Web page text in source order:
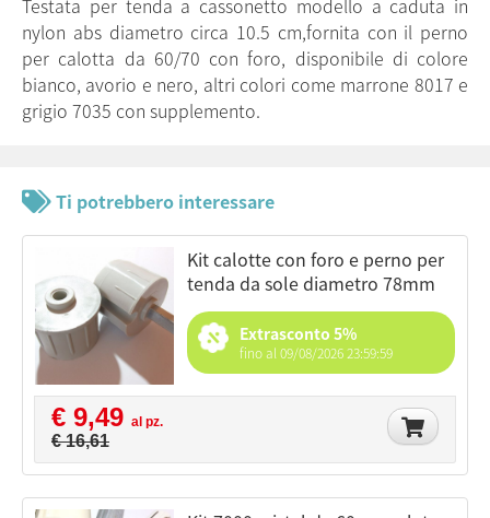
nylon abs diametro circa 10.5 cm,fornita con il perno
per calotta da 60/70 con foro, disponibile di colore
bianco, avorio e nero, altri colori come marrone 8017 e
grigio 7035 con supplemento.
Ti potrebbero interessare
kit calotte con foro e perno per
tenda da sole diametro 78mm
Extrasconto 5%
fino al 09/08/2026 23:59:59
€ 9,49 al pz.
€ 16,61